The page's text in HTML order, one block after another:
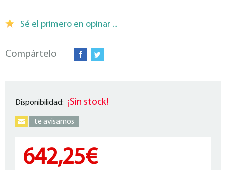
Sé el primero en opinar ...
Compártelo
Disponibilidad: ¡Sin stock!
te avisamos
642,25€